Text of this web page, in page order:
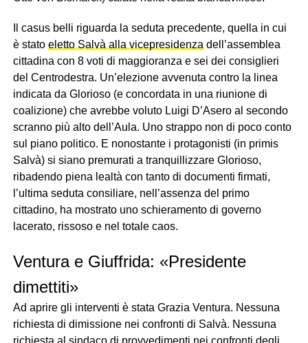
Il casus belli riguarda la seduta precedente, quella in cui
è stato eletto Salvà alla vicepresidenza dell’assemblea
cittadina con 8 voti di maggioranza e sei dei consiglieri
del Centrodestra. Un’elezione avvenuta contro la linea
indicata da Glorioso (e concordata in una riunione di
coalizione) che avrebbe voluto Luigi D’Asero al secondo
scranno più alto dell’Aula. Uno strappo non di poco conto
sul piano politico. E nonostante i protagonisti (in primis
Salvà) si siano premurati a tranquillizzare Glorioso,
ribadendo piena lealtà con tanto di documenti firmati,
l’ultima seduta consiliare, nell’assenza del primo
cittadino, ha mostrato uno schieramento di governo
lacerato, rissoso e nel totale caos.
Ventura e Giuffrida: «Presidente
dimettiti»
Ad aprire gli interventi è stata Grazia Ventura. Nessuna
richiesta di dimissione nei confronti di Salvà. Nessuna
richiesta al sindaco di provvedimenti nei confronti degli